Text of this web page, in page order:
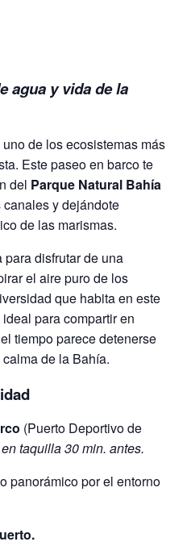
agua y vida de la
de los ecosistemas más
Este paseo en barco te
del Parque Natural Bahía
canales y dejándote
de las marismas.
disfrutar de una
el aire puro de los
que habita en este
para compartir en
tiempo parece detenerse
de la Bahía.
(Puerto Deportivo de
taquilla 30 min. antes.
panorámico por el entorno